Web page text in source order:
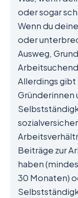
oder sogar
Wenn du
oder
Ausweg,
Allerdings
Gründerinnen
Beiträge zur
haben
30 Monaten)